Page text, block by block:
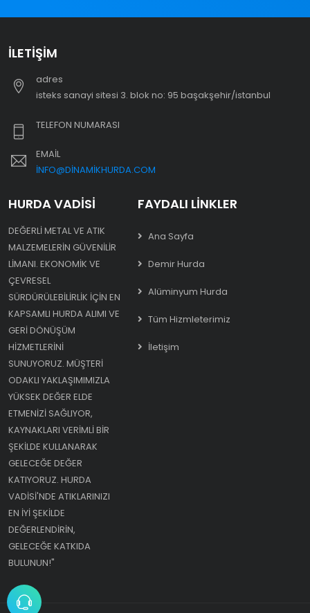
İLETIŞIM
adres
i̇steks sanayi sitesi 3. blok no: 95 başakşehir/i̇stanbul
TELEFON NUMARASI
EMAIL
INFO@DINAMIKHURDA.COM
HURDA VADISI
DEĞERLI METAL VE ATIK
MALZEMELERIN GÜVENILIR
LIMANI. EKONOMIK VE
ÇEVRESEL
SÜRDÜRÜLEBILIRLIK IÇIN EN
KAPSAMLI HURDA ALIMI VE
GERI DÖNÜŞÜM
HIZMETLERINI
SUNUYORUZ. MÜŞTERI
ODAKLI YAKLAŞIMIMIZLA
YÜKSEK DEĞER ELDE
ETMENIZI SAĞLIYOR,
KAYNAKLARI VERIMLI BIR
ŞEKILDE KULLANARAK
GELECEĞE DEĞER
KATIYORUZ. HURDA
VADISI'NDE ATIKLARINIZI
EN IYI ŞEKILDE
DEĞERLENDIRIN,
GELECEĞE KATKIDA
BULUNUN!"
FAYDALI LINKLER
Ana Sayfa
Demir Hurda
Alüminyum Hurda
Tüm Hizmleterimiz
İletişim